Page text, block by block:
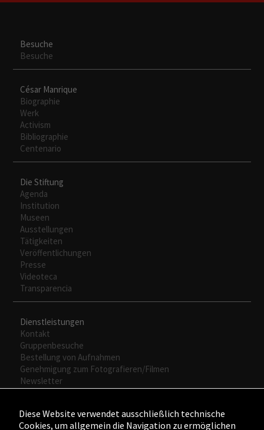
Besuche
Besuche
César Manrique
Biographie
Werk
Activism
Bibliographie
Centenario
Die Stiftung
Agenda
Institution
Museen
Ausstellungen
Tätigkeiten
Veröffentlichungen
Presse
Videoteca
Transparencia
Dienstleistungen
Kontakt
Gruppenbesuche
Bestellung von Aufnahmen
Genehmigung zum Fotografieren/Filmen
Newsletter
Diese Website verwendet ausschließlich technische
Cookies, um allgemein die Navigation zu ermöglichen